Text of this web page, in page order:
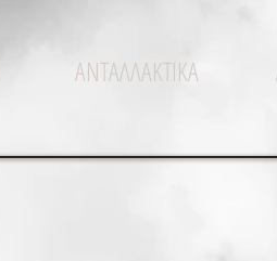
ΑΝΤΑΛΛΑΚΤΙΚΑ